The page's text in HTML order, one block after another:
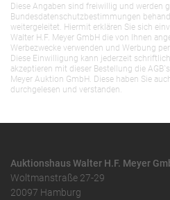
Diese Angaben sind freiwillig und werden
Bundesdatenschutzbestimmungen
weitergeleitet. Hiermit erklären Sie sich
Walter H.F. Meyer GmbH die von Ihnen
Werbezwecke verwenden und Werbung
Diese Einwilligung kann jederzeit
akzeptieren mit dieser Bestellung die
Meyer Auktion GmbH. Diese haben Sie
durchgelesen und verstanden.
Auktionshaus Walter H.F. Meyer
Woltmanstraße 27-29
20097 Hamburg